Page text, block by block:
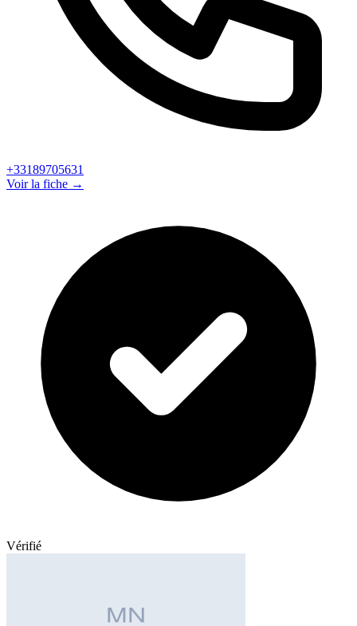
+33189705631
Voir la fiche →
Vérifié